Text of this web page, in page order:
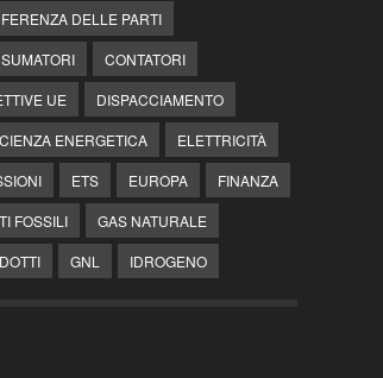
DELLE PARTI
CONTATORI
UE
DISPACCIAMENTO
ENERGETICA
ELETTRICITÀ
ETS EUROPA
FINANZA
FOSSILI
GAS NATURALE
GNL IDROGENO